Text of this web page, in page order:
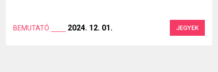
BEMUTATÓ 2024. 12. 01. JEGYEK